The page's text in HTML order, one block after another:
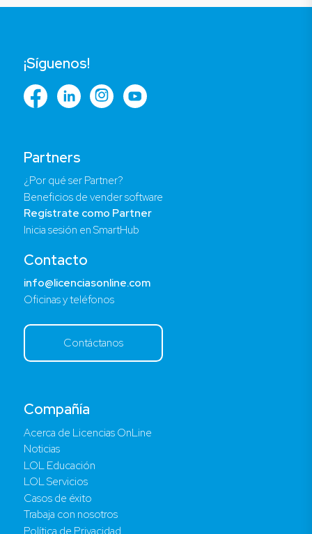
Compañía
Acerca de Licencias OnLine
Noticias
LOL Educación
LOL Servicios
Casos de éxito
Trabaja con nosotros
Política de Privacidad
Partners
¿Por qué ser Partner?
Beneficios de vender software
Regístrate como Partner
Inicia sesión en SmartHub
Contacto
info@licenciasonline.com
Oficinas y teléfonos
Contáctanos
¡Síguenos!